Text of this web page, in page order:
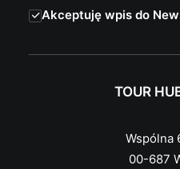
Akceptuję wpis do
TOUR
Wspólna
00-687